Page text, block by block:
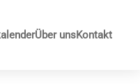
Über unsKontakt